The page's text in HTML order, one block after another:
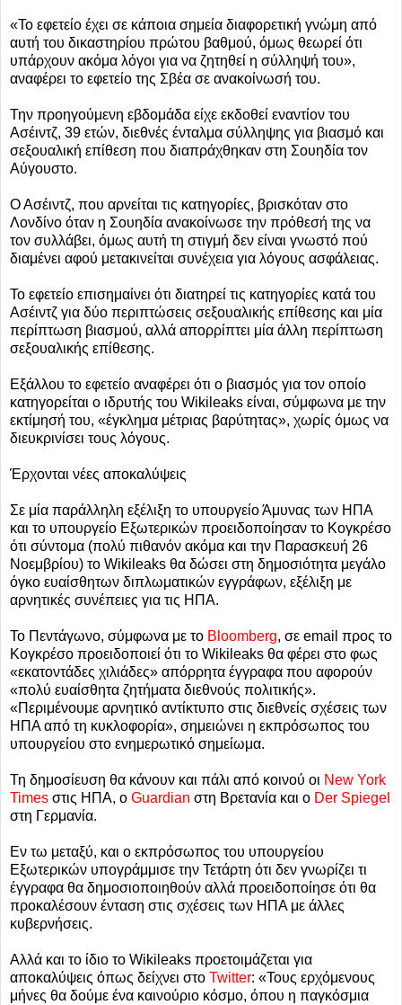
«Το εφετείο έχει σε κάποια σημεία διαφορετική γνώμη από
αυτή του δικαστηρίου πρώτου βαθμού, όμως θεωρεί ότι
υπάρχουν ακόμα λόγοι για να ζητηθεί η σύλληψή του»,
αναφέρει το εφετείο της Σβέα σε ανακοίνωσή του.
Την προηγούμενη εβδομάδα είχε εκδοθεί εναντίον του
Ασέιντζ, 39 ετών, διεθνές ένταλμα σύλληψης για βιασμό και
σεξουαλική επίθεση που διαπράχθηκαν στη Σουηδία τον
Αύγουστο.
Ο Ασέιντζ, που αρνείται τις κατηγορίες, βρισκόταν στο
Λονδίνο όταν η Σουηδία ανακοίνωσε την πρόθεσή της να
τον συλλάβει, όμως αυτή τη στιγμή δεν είναι γνωστό πού
διαμένει αφού μετακινείται συνέχεια για λόγους ασφάλειας.
Το εφετείο επισημαίνει ότι διατηρεί τις κατηγορίες κατά του
Ασέιντζ για δύο περιπτώσεις σεξουαλικής επίθεσης και μία
περίπτωση βιασμού, αλλά απορρίπτει μία άλλη περίπτωση
σεξουαλικής επίθεσης.
Εξάλλου το εφετείο αναφέρει ότι ο βιασμός για τον οποίο
κατηγορείται ο ιδρυτής του Wikileaks είναι, σύμφωνα με την
εκτίμησή του, «έγκλημα μέτριας βαρύτητας», χωρίς όμως να
διευκρινίσει τους λόγους.
Έρχονται νέες αποκαλύψεις
Σε μία παράλληλη εξέλιξη το υπουργείο Άμυνας των ΗΠΑ
και το υπουργείο Εξωτερικών προειδοποίησαν το Κογκρέσο
ότι σύντομα (πολύ πιθανόν ακόμα και την Παρασκευή 26
Νοεμβρίου) το Wikileaks θα δώσει στη δημοσιότητα μεγάλο
όγκο ευαίσθητων διπλωματικών εγγράφων, εξέλιξη με
αρνητικές συνέπειες για τις ΗΠΑ.
Το Πεντάγωνο, σύμφωνα με το Bloomberg, σε email προς το
Κογκρέσο προειδοποιεί ότι το Wikileaks θα φέρει στο φως
«εκατοντάδες χιλιάδες» απόρρητα έγγραφα που αφορούν
«πολύ ευαίσθητα ζητήματα διεθνούς πολιτικής».
«Περιμένουμε αρνητικό αντίκτυπο στις διεθνείς σχέσεις των
ΗΠΑ από τη κυκλοφορία», σημειώνει η εκπρόσωπος του
υπουργείου στο ενημερωτικό σημείωμα.
Τη δημοσίευση θα κάνουν και πάλι από κοινού οι New York
Times στις ΗΠΑ, ο Guardian στη Βρετανία και ο Der Spiegel
στη Γερμανία.
Εν τω μεταξύ, και ο εκπρόσωπος του υπουργείου
Εξωτερικών υπογράμμισε την Τετάρτη ότι δεν γνωρίζει τι
έγγραφα θα δημοσιοποιηθούν αλλά προειδοποίησε ότι θα
προκαλέσουν ένταση στις σχέσεις των ΗΠΑ με άλλες
κυβερνήσεις.
Αλλά και το ίδιο το Wikileaks προετοιμάζεται για
αποκαλύψεις όπως δείχνει στο Twitter: «Τους ερχόμενους
μήνες θα δούμε ένα καινούριο κόσμο, όπου η παγκόσμια